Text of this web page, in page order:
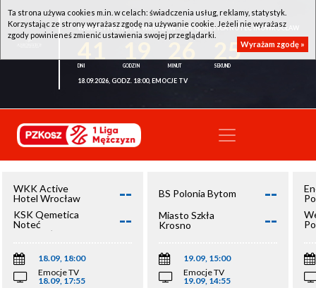
WKK ACTIVE HOTEL WROCŁAW - KSK QEMETICA NOTEĆ INOWROCŁAW
25
18.09.2026, GODZ. 18:00, EMOCJE TV
WKK Active
Hotel Wrocław
--
KSK Qemetica
Noteć
Inowrocław
--
18.09, 18:00
Emocje TV
18.09, 17:55
BS Polonia Bytom --
Miasto Szkła
Krosno
--
19.09, 15:00
Emocje TV
19.09, 14:55
Ta strona używa cookies m.in. w celach: świadczenia usług, reklamy, statystyk.
Korzystając ze strony wyrażasz zgodę na używanie cookie. Jeżeli nie wyrażasz
zgody powinieneś zmienić ustawienia swojej przeglądarki.
Wyrażam zgodę »